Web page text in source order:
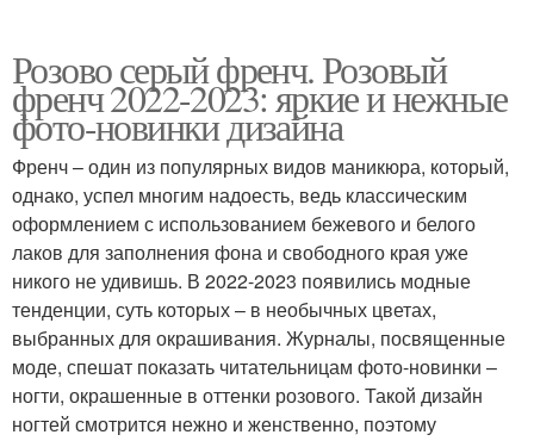
Розово серый френч. Розовый
френч 2022-2023: яркие и нежные
фото-новинки дизайна
Френч – один из популярных видов маникюра, который,
однако, успел многим надоесть, ведь классическим
оформлением с использованием бежевого и белого
лаков для заполнения фона и свободного края уже
никого не удивишь. В 2022-2023 появились модные
тенденции, суть которых – в необычных цветах,
выбранных для окрашивания. Журналы, посвященные
моде, спешат показать читательницам фото-новинки –
ногти, окрашенные в оттенки розового. Такой дизайн
ногтей смотрится нежно и женственно, поэтому